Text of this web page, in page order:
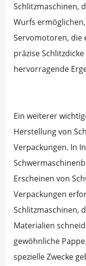
Schlitzmaschinen,
Wurfs
Servomotoren, die
präzise
hervorragende
Ein weiterer
Herstellung von
Verpackungen. In
Erscheinen von
Verpackungen
Schlitzmaschinen,
Materialien
gewöhnliche
spezielle Zwecke